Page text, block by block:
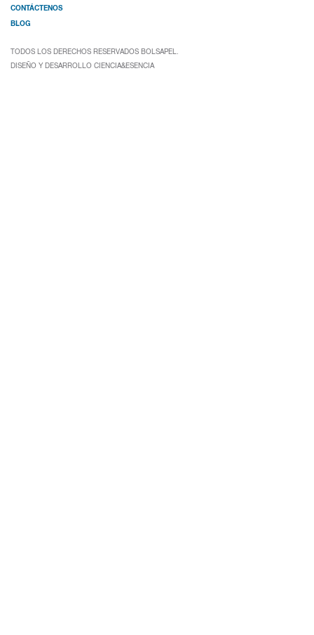
CONTÁCTENOS
BLOG
TODOS LOS DERECHOS RESERVADOS BOLSAPEL.
DISEÑO Y DESARROLLO CIENCIA&ESENCIA